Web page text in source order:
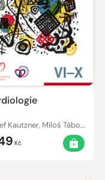
Josef Kautzner, Miloš Táborský, Aleš Linhart
Kč